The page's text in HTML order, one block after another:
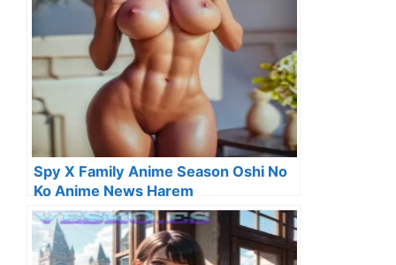
Spy X Family Anime Season Oshi No
Ko Anime News Harem